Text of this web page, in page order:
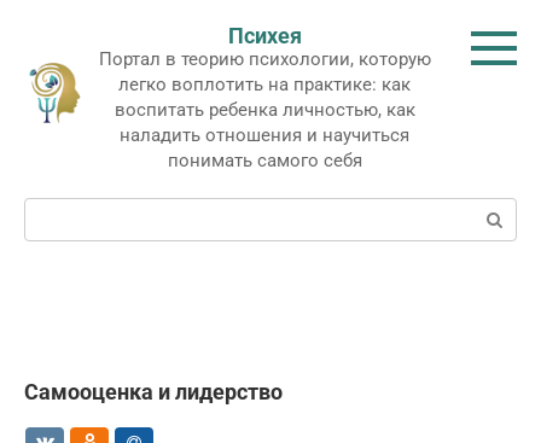
контенту
Психея
Портал в теорию психологии, которую
легко воплотить на практике: как
воспитать ребенка личностью, как
наладить отношения и научиться
понимать самого себя
Поиск:
Самооценка и лидерство